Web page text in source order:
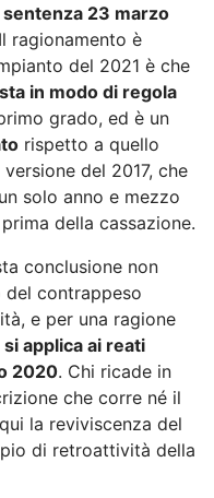
23 marzo
ragionamento è
del 2021 è che
in modo di regola
grado, ed è un
rispetto a quello
del 2017, che
solo anno e mezzo
della cassazione.
conclusione non
contrappeso
e per una ragione
applica ai reati
2020. Chi ricade in
che corre né il
la reviviscenza del
di retroattività della